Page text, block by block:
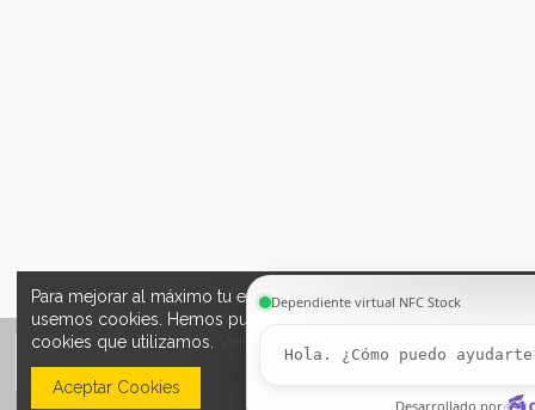
Para mejorar al máximo tu experiencia, esta web utiliza
usemos cookies. Hemos publicado una nueva política de
cookies que utilizamos.
Aceptar Cookies